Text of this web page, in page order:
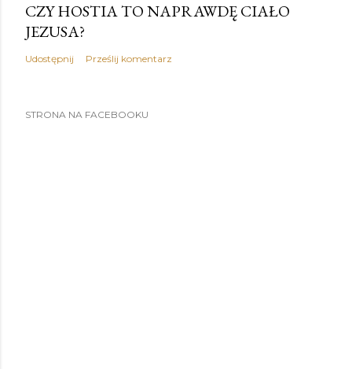
CZY HOSTIA TO NAPRAWDĘ CIAŁO
JEZUSA?
Udostępnij Prześlij komentarz
STRONA NA FACEBOOKU